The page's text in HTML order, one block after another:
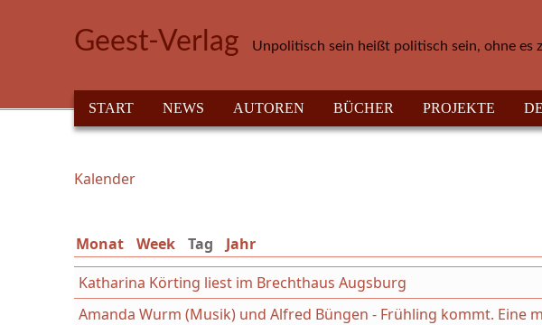
Geest-Verlag Unpolitisch sein heißt politisch sein, ohne es
HAUPTMENÜ
START NEWS AUTOREN BÜCHER PROJEKTE
Sie sind hier
Kalender
Monat Week Tag (aktiver Reiter)
Jahr
Katharina Körting liest im Brechthaus Augsburg
Amanda Wurm (Musik) und Alfred Büngen - Frühling kommt. Eine